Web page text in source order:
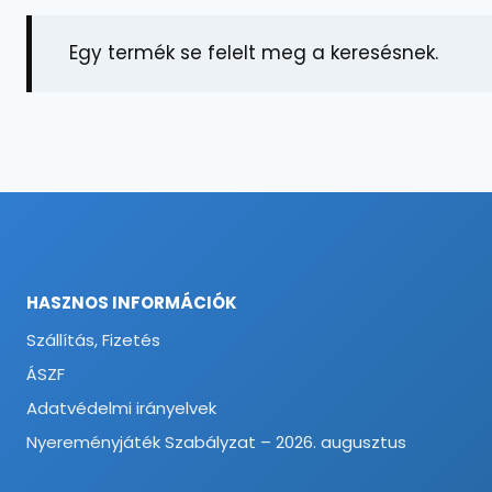
Egy termék se felelt meg a keresésnek.
HASZNOS INFORMÁCIÓK
Szállítás, Fizetés
ÁSZF
Adatvédelmi irányelvek
Nyereményjáték Szabályzat – 2026. augusztus